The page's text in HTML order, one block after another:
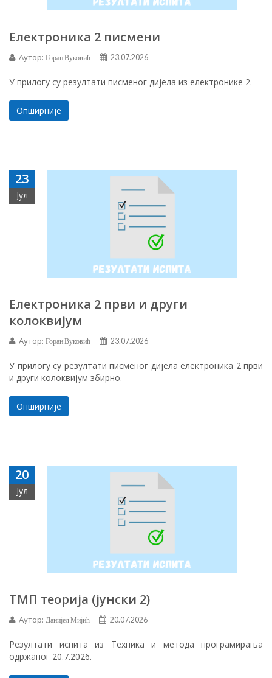
Електроника 2 писмени
Аутор: Горан Вуковић 23.07.2026
У прилогу су резултати писменог дијела из електронике 2.
Опширније
23
Јул
Електроника 2 први и други
колоквијум
Аутор: Горан Вуковић 23.07.2026
У прилогу су резултати писменог дијела електроника 2 први
и други колоквијум збирно.
Опширније
20
Јул
ТМП теорија (јунски 2)
Аутор: Данијел Мијић 20.07.2026
Резултати испита из Техника и метода програмирања
одржаног 20.7.2026.